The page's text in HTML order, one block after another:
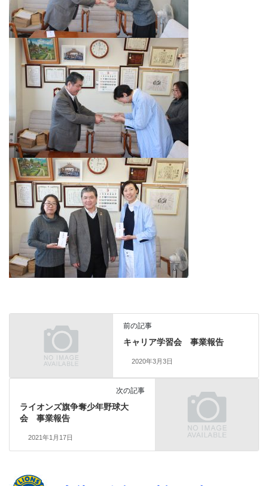
前の記事
キャリア学習会 事業報告
2020年3月3日
次の記事
ライオンズ旗争奪少年野球大
会 事業報告
2021年1月17日